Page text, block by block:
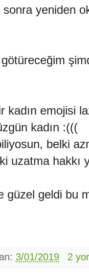
yeniden
kadın emojisi
kadın :(((
belki
uzatma hakkı
güzel geldi bu
3/01/2019 2